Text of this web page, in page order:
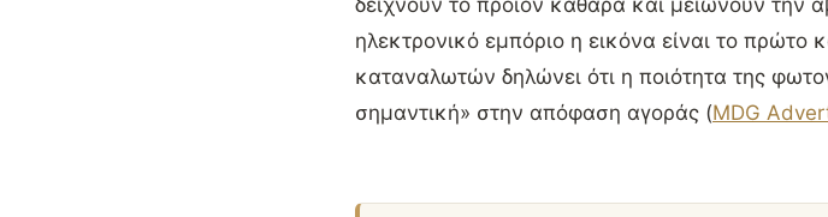
ηλεκτρονικό εμπόριο η εικόνα είναι το πρώτο
καταναλωτών δηλώνει ότι η ποιότητα της
σημαντική» στην απόφαση αγοράς (MDG